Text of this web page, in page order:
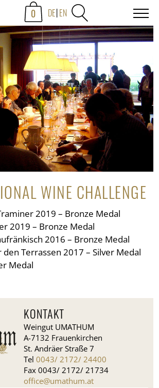
0 DE EN
WINE CHALLENGE
2019 – Bronze Medal
2019 – Bronze Medal
2016 – Bronze Medal
Terrassen 2017 – Silver Medal
Medal
KONTAKT
Weingut UMATHUM
A-7132 Frauenkirchen
St. Andräer Straße 7
Tel0043/ 2172/ 24400
Fax 0043/ 2172/ 21734
office@umathum.at